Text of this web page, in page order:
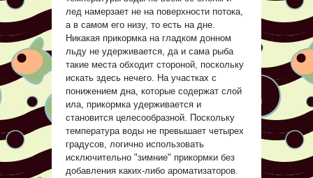
лед намерзает не на поверхности потока,
а в самом его низу, то есть на дне.
Никакая прикормка на гладком донном
льду не удерживается, да и сама рыба
такие места обходит стороной, поскольку
искать здесь нечего. На участках с
понижением дна, которые содержат слой
ила, прикормка удерживается и
становится целесообразной. Поскольку
температура воды не превышает четырех
градусов, логично использовать
исключительно "зимние" прикормки без
добавления каких-либо ароматизаторов.